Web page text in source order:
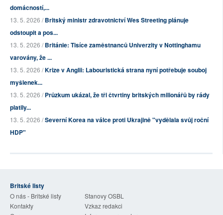
domácností,...
13. 5. 2026 /Britský ministr zdravotnictví Wes Streeting plánuje
odstoupit a pos...
13. 5. 2026 /Británie: Tisíce zaměstnanců Univerzity v Nottinghamu
varovány, že ...
13. 5. 2026 /Krize v Anglii: Labouristická strana nyní potřebuje souboj
myšlenek...
13. 5. 2026 /Průzkum ukázal, že tři čtvrtiny britských milionářů by rády
platily...
13. 5. 2026 /Severní Korea na válce proti Ukrajině "vydělala svůj roční
HDP"
Britské listy
O nás - Britské listy
Stanovy OSBL
Kontakty
Vzkaz redakci